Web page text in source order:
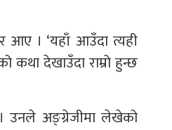
आए । ‘यहाँ आउँदा त्यही
देखाउँदा राम्रो हुन्छ
। उनले अङ्ग्रेजीमा लेखेको